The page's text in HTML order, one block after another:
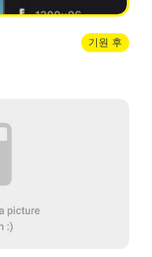
기원 후